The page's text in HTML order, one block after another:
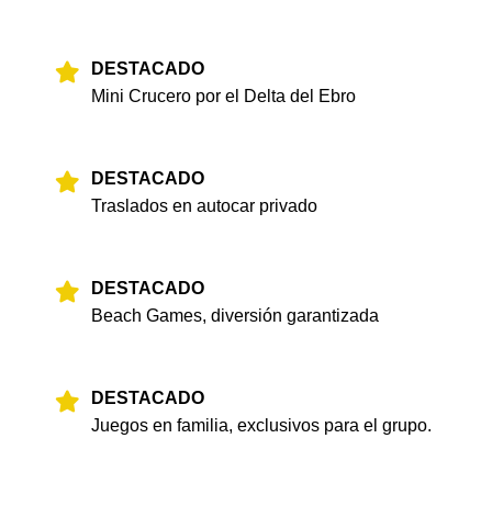
DESTACADO
Mini Crucero por el Delta del Ebro
DESTACADO
Traslados en autocar privado
DESTACADO
Beach Games, diversión garantizada
DESTACADO
Juegos en familia, exclusivos para el grupo.